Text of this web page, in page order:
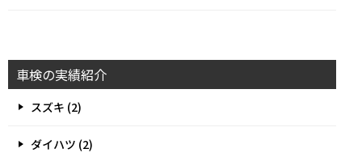
車検の実績紹介
スズキ (2)
ダイハツ (2)